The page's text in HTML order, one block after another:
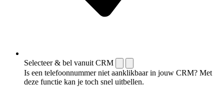
Selecteer & bel vanuit CRM
Is een telefoonnummer niet aanklikbaar in jouw CRM? Met
deze functie kan je toch snel uitbellen.